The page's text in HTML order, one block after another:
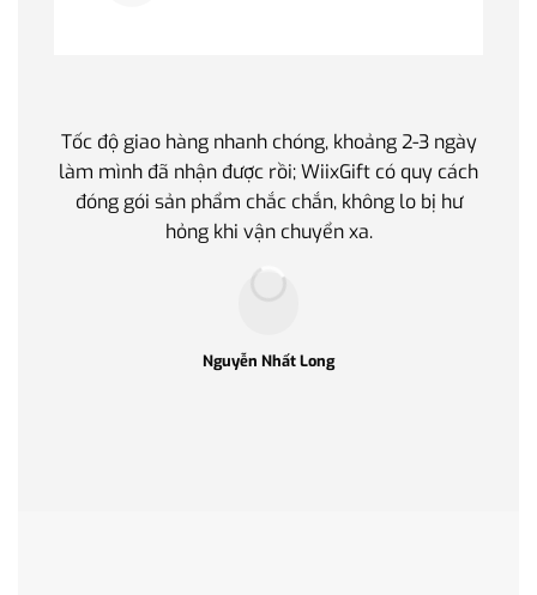
Tốc độ giao hàng nhanh chóng, khoảng 2-3 ngày
làm mình đã nhận được rồi; WiixGift có quy cách
đóng gói sản phẩm chắc chắn, không lo bị hư
hỏng khi vận chuyển xa.
Nguyễn Nhất Long